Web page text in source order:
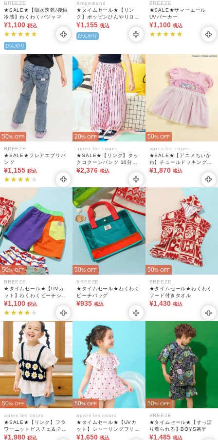
BREEZE
★SALE★【吸水速乾/接触
冷感】わくわくパジャマ
¥1,100 税込
ひんやり
Ampersand
★タイムセール★【リン
ク】ポッピンひんやりロン
パス 吸水速乾 接触冷感
¥1,155 税込
ひんやり
BREEZE
★SALE★サマーエール
UVパーカー
¥1,100 税込
50% OFF
BREEZE
★SALE★フレアエブリパ
ンツ
¥1,155 税込
20% OFF
apres les cours
★SALE★【リンク】タッ
クコクーンパンツ 10分丈
(セットアップ可)
¥2,376 税込
50% OFF
apres les cours
★SALE★【アニメちいか
わ】チュールドッキングト
ップス
¥1,870 税込
50% OFF
BREEZE
★タイムセール★【UVカ
ット】わくわくビーチショ
ーツ_水着 男の子
¥1,100 税込
50% OFF
BREEZE
★タイムセール★わくわく
ビーチバッグ
¥935 税込
50% OFF
BREEZE
★タイムセール★わくわく
フード付きタオル
¥1,430 税込
50% OFF
apres les cours
★SALE★【リンク】フラ
ワーニットビスチェ＆チュ
ニック2Pセット_マシンウ
¥1,980 税込
50% OFF
apres les cours
★タイムセール★【UVカ
ット】シャーリングフリル
ワンピース水着
¥1,650 税込
50% OFF
BREEZE
★タイムセール★【すっぽ
り着られる】BOYS甚平
¥1,485 税込